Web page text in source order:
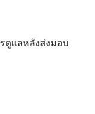
ดูแลหลังส่งมอบ